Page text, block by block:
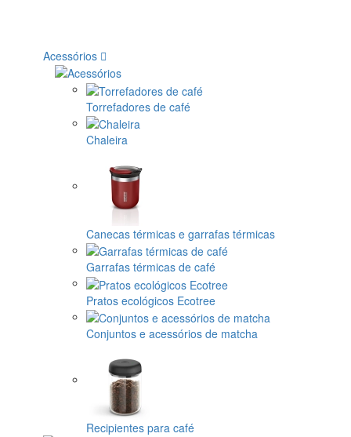
Acessórios
Torrefadores de café
Chaleira
Canecas térmicas e garrafas térmicas
Garrafas térmicas de café
Pratos ecológicos Ecotree
Conjuntos e acessórios de matcha
Recipientes para café